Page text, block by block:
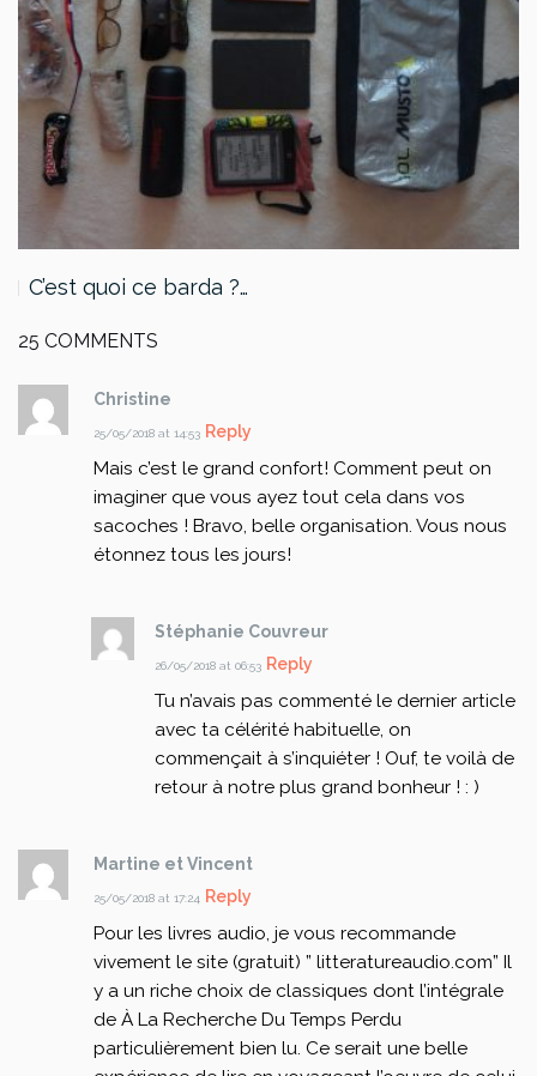
C’est quoi ce barda ?…
25 COMMENTS
Christine
25/05/2018 at 14:53 Reply
Mais c’est le grand confort! Comment peut on
imaginer que vous ayez tout cela dans vos
sacoches ! Bravo, belle organisation. Vous nous
étonnez tous les jours!
Stéphanie Couvreur
26/05/2018 at 06:53 Reply
Tu n’avais pas commenté le dernier article
avec ta célérité habituelle, on
commençait à s’inquiéter ! Ouf, te voilà de
retour à notre plus grand bonheur ! : )
Martine et Vincent
25/05/2018 at 17:24 Reply
Pour les livres audio, je vous recommande
vivement le site (gratuit) ” litteratureaudio.com” Il
y a un riche choix de classiques dont l’intégrale
de À La Recherche Du Temps Perdu
particulièrement bien lu. Ce serait une belle